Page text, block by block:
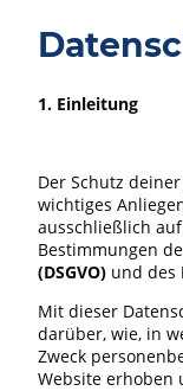
1. Einleitung
Der Schutz
wichtiges
ausschließlich
Bestimmungen
(DSGVO) und des
Mit dieser
darüber, wie, in
Zweck
Website erhoben